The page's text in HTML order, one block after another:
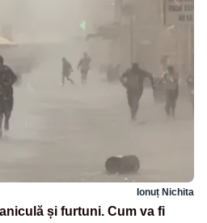
Ionuț Nichita
și furtuni. Cum va fi